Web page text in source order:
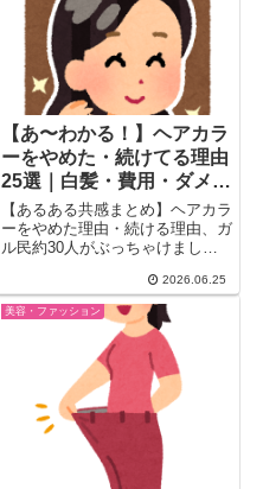
【あ〜わかる！】ヘアカラ
ーをやめた・続けてる理由
25選｜白髪・費用・ダメー
ジ問題 ガル民の本音
【あるある共感まとめ】ヘアカラ
ーをやめた理由・続ける理由、ガ
ル民約30人がぶっちゃけまし
問題、白髪が出てきて染めざるを
得ない40代の悩み、黒髪vs茶髪
どっちがおしゃれ論争まで、
30〜50代女性のリアルな本音を
一気にご紹介。
2026.06.25
美容・ファッション